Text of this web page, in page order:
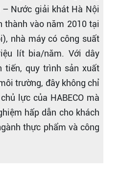
Nước giải khát Hà Nội
thành vào năm 2010 tại
nhà máy có công suất
lít bia/năm. Với dây
tiến, quy trình sản xuất
trường, đây không chỉ
lực của HABECO mà
hấp dẫn cho khách
thực phẩm và công